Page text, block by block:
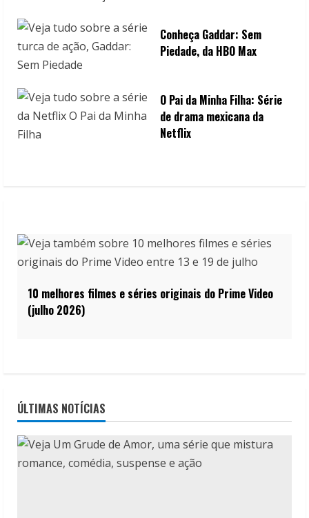
Conheça Gaddar: Sem
Piedade, da HBO Max
O Pai da Minha Filha: Série
de drama mexicana da
Netflix
10 melhores filmes e séries originais do Prime Video
(julho 2026)
ÚLTIMAS NOTÍCIAS